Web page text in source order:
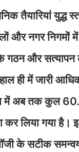
तैयारियां युद्ध
और नगर निगमों
गठन और सत्यापन
ही में जारी
में अब तक कुल
कर लिया गया है।
के सटीक